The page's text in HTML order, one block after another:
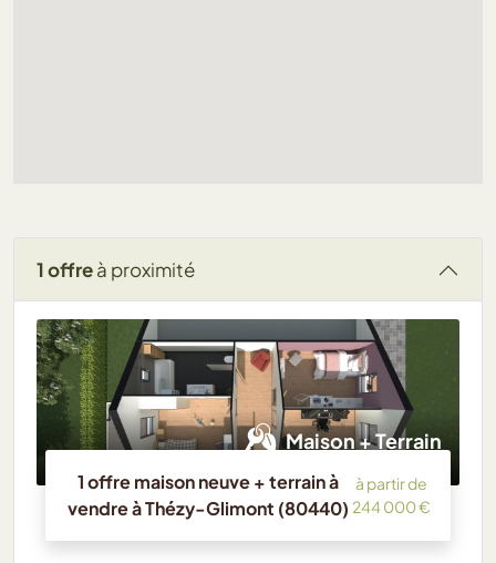
1 offreà proximité
Maison + Terrain
1 offre maison neuve + terrain à
vendre à Thézy-Glimont (80440)
à partir de
244 000 €